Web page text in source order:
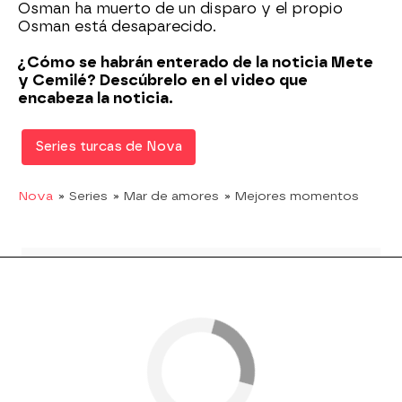
Osman ha muerto de un disparo y el propio
Osman está desaparecido.
¿Cómo se habrán enterado de la noticia Mete
y Cemilé? Descúbrelo en el video que
encabeza la noticia.
Series turcas de Nova
Nova » Series » Mar de amores » Mejores momentos